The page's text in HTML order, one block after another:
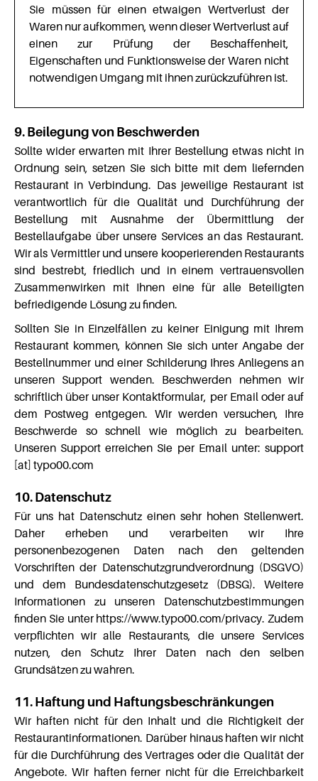
Sie müssen für einen etwaigen Wertverlust der
Waren nur aufkommen, wenn dieser Wertverlust auf
einen zur Prüfung der Beschaffenheit,
Eigenschaften und Funktionsweise der Waren nicht
notwendigen Umgang mit ihnen zurückzuführen ist.
9. Beilegung von Beschwerden
Sollte wider erwarten mit Ihrer Bestellung etwas nicht in
Ordnung sein, setzen Sie sich bitte mit dem liefernden
Restaurant in Verbindung. Das jeweilige Restaurant ist
verantwortlich für die Qualität und Durchführung der
Bestellung mit Ausnahme der Übermittlung der
Bestellaufgabe über unsere Services an das Restaurant.
Wir als Vermittler und unsere kooperierenden Restaurants
sind bestrebt, friedlich und in einem vertrauensvollen
Zusammenwirken mit Ihnen eine für alle Beteiligten
befriedigende Lösung zu finden.
Sollten Sie in Einzelfällen zu keiner Einigung mit Ihrem
Restaurant kommen, können Sie sich unter Angabe der
Bestellnummer und einer Schilderung Ihres Anliegens an
unseren Support wenden. Beschwerden nehmen wir
schriftlich über unser Kontaktformular, per Email oder auf
dem Postweg entgegen. Wir werden versuchen, Ihre
Beschwerde so schnell wie möglich zu bearbeiten.
Unseren Support erreichen Sie per Email unter: support
[at] typo00.com
10. Datenschutz
Für uns hat Datenschutz einen sehr hohen Stellenwert.
Daher erheben und verarbeiten wir Ihre
personenbezogenen Daten nach den geltenden
Vorschriften der Datenschutzgrundverordnung (DSGVO)
und dem Bundesdatenschutzgesetz (DBSG). Weitere
Informationen zu unseren Datenschutzbestimmungen
finden Sie unter https://www.typo00.com/privacy. Zudem
verpflichten wir alle Restaurants, die unsere Services
nutzen, den Schutz Ihrer Daten nach den selben
Grundsätzen zu wahren.
11. Haftung und Haftungsbeschränkungen
Wir haften nicht für den Inhalt und die Richtigkeit der
Restaurantinformationen. Darüber hinaus haften wir nicht
für die Durchführung des Vertrages oder die Qualität der
Angebote. Wir haften ferner nicht für die Erreichbarkeit